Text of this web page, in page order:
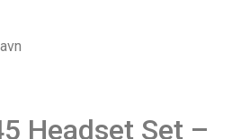
Headset Set –